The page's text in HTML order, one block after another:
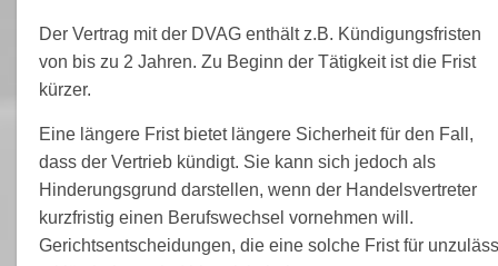
Der Vertrag mit der DVAG enthält z.B. Kündigungsfristen
von bis zu 2 Jahren. Zu Beginn der Tätigkeit ist die Frist
kürzer.
Eine längere Frist bietet längere Sicherheit für den Fall,
dass der Vertrieb kündigt. Sie kann sich jedoch als
Hinderungsgrund darstellen, wenn der Handelsvertreter
kurzfristig einen Berufswechsel vornehmen will.
Gerichtsentscheidungen, die eine solche Frist für